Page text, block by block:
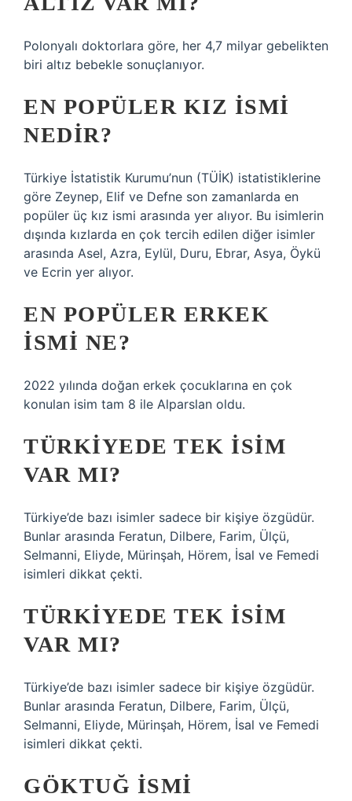
Polonyalı doktorlara göre, her 4,7 milyar gebelikten
biri altız bebekle sonuçlanıyor.
EN POPÜLER KIZ ISMI
NEDIR?
Türkiye İstatistik Kurumu’nun (TÜİK) istatistiklerine
göre Zeynep, Elif ve Defne son zamanlarda en
popüler üç kız ismi arasında yer alıyor. Bu isimlerin
dışında kızlarda en çok tercih edilen diğer isimler
arasında Asel, Azra, Eylül, Duru, Ebrar, Asya, Öykü
ve Ecrin yer alıyor.
EN POPÜLER ERKEK
ISMI NE?
2022 yılında doğan erkek çocuklarına en çok
konulan isim tam 8 ile Alparslan oldu.
TÜRKIYEDE TEK ISIM
VAR MI?
Türkiye’de bazı isimler sadece bir kişiye özgüdür.
Bunlar arasında Feratun, Dilbere, Farim, Ülçü,
Selmanni, Eliyde, Mürinşah, Hörem, İsal ve Femedi
isimleri dikkat çekti.
TÜRKIYEDE TEK ISIM
VAR MI?
Türkiye’de bazı isimler sadece bir kişiye özgüdür.
Bunlar arasında Feratun, Dilbere, Farim, Ülçü,
Selmanni, Eliyde, Mürinşah, Hörem, İsal ve Femedi
isimleri dikkat çekti.
GÖKTUĞ ISMI